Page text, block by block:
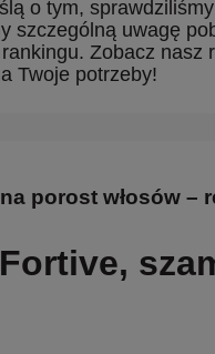
o tym,
szczególną uwagę
Zobacz nasz
Twoje potrzeby!
porost włosów –